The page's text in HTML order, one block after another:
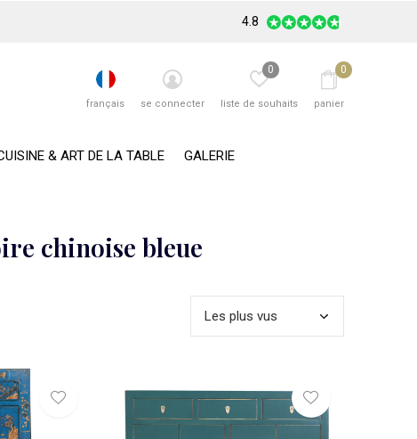
& ART DE LA TABLE GALERIE
français se connecter liste de souhaits
0
panier
0
4.8
chinoise bleue